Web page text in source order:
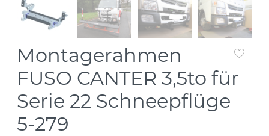
Montagerahmen
FUSO CANTER 3,5to für
Serie 22 Schneepflüge
5-279